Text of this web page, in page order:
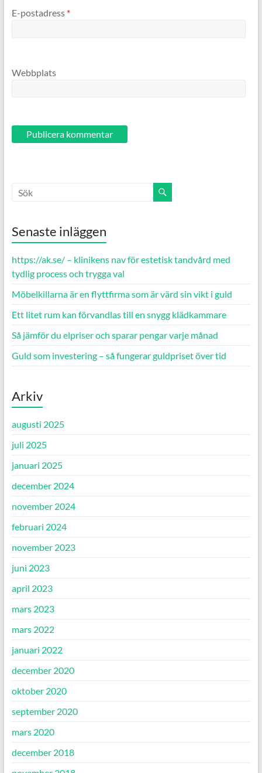
E-postadress *
Webbplats
Senaste inläggen
https://ak.se/ – klinikens nav för estetisk tandvård med
tydlig process och trygga val
Möbelkillarna är en flyttfirma som är värd sin vikt i guld
Ett litet rum kan förvandlas till en snygg klädkammare
Så jämför du elpriser och sparar pengar varje månad
Guld som investering – så fungerar guldpriset över tid
Arkiv
augusti 2025
juli 2025
januari 2025
december 2024
november 2024
februari 2024
november 2023
juni 2023
april 2023
mars 2023
mars 2022
januari 2022
december 2020
oktober 2020
september 2020
mars 2020
december 2018